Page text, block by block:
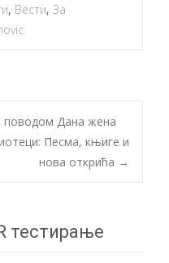
, Вести, За
поводoм Дана жена
Песма, књиге и
нова открића →
тестирање